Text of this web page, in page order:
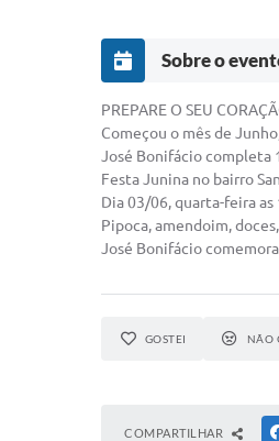
Sobre o
PREPARE O SEU
Começou o mês de
José Bonifácio completa
Festa Junina no bairro
Dia 03/06, quarta-feira as
Pipoca, amendoim,
José Bonifácio
GOSTEI NÃO
COMPARTILHAR